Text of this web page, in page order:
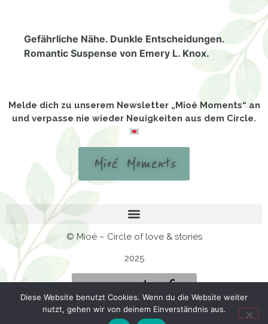
Gefährliche Nähe. Dunkle Entscheidungen.
Romantic Suspense von Emery L. Knox.
Melde dich zu unserem Newsletter „Mioé Moments“ an
und verpasse nie wieder Neuigkeiten aus dem Circle.
Mioé Moments
© Mioé – Circle of love & stories
2025
BookStyler Farbschnitte
Diese Website benutzt Cookies. Wenn du die Website weiter
nutzt, gehen wir von deinem Einverständnis aus.